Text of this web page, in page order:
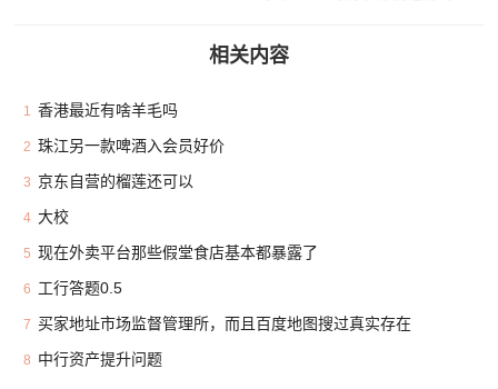
相关内容
1 香港最近有啥羊毛吗
2 珠江另一款啤酒入会员好价
3 京东自营的榴莲还可以
4 大校
5 现在外卖平台那些假堂食店基本都暴露了
6 工行答题0.5
7 买家地址市场监督管理所，而且百度地图搜过真实存在
8 中行资产提升问题